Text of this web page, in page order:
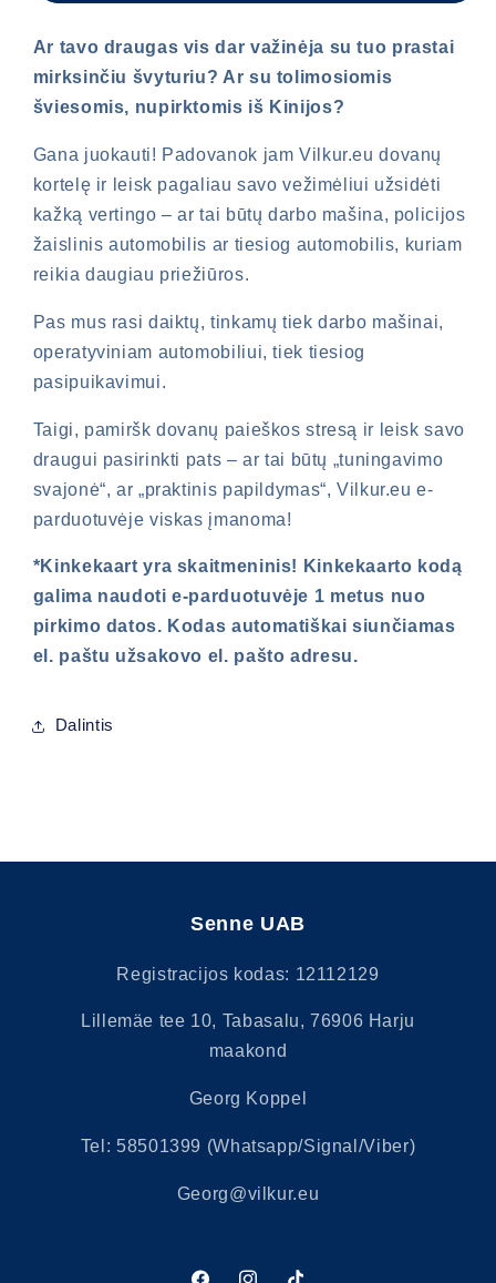
Ar tavo draugas vis dar važinėja su tuo prastai
mirksinčiu švyturiu? Ar su tolimosiomis
šviesomis, nupirktomis iš Kinijos?
Gana juokauti! Padovanok jam Vilkur.eu dovanų
kortelę ir leisk pagaliau savo vežimėliui užsidėti
kažką vertingo – ar tai būtų darbo mašina, policijos
žaislinis automobilis ar tiesiog automobilis, kuriam
reikia daugiau priežiūros.
Pas mus rasi daiktų, tinkamų tiek darbo mašinai,
operatyviniam automobiliui, tiek tiesiog
pasipuikavimui.
Taigi, pamiršk dovanų paieškos stresą ir leisk savo
draugui pasirinkti pats – ar tai būtų „tuningavimo
svajonė“, ar „praktinis papildymas“, Vilkur.eu e-
parduotuvėje viskas įmanoma!
*Kinkekaart yra skaitmeninis! Kinkekaarto kodą
galima naudoti e-parduotuvėje 1 metus nuo
pirkimo datos. Kodas automatiškai siunčiamas
el. paštu užsakovo el. pašto adresu.
Dalintis
Senne UAB
Registracijos kodas: 12112129
Lillemäe tee 10, Tabasalu, 76906 Harju
maakond
Georg Koppel
Tel: 58501399 (Whatsapp/Signal/Viber)
Georg@vilkur.eu
Būtina prisijungti
Prisijunkite prie savo paskyros, kad
galėtumėte pridėti produktų prie pageidavimų
sąrašo ir peržiūrėti anksčiau išsaugotas